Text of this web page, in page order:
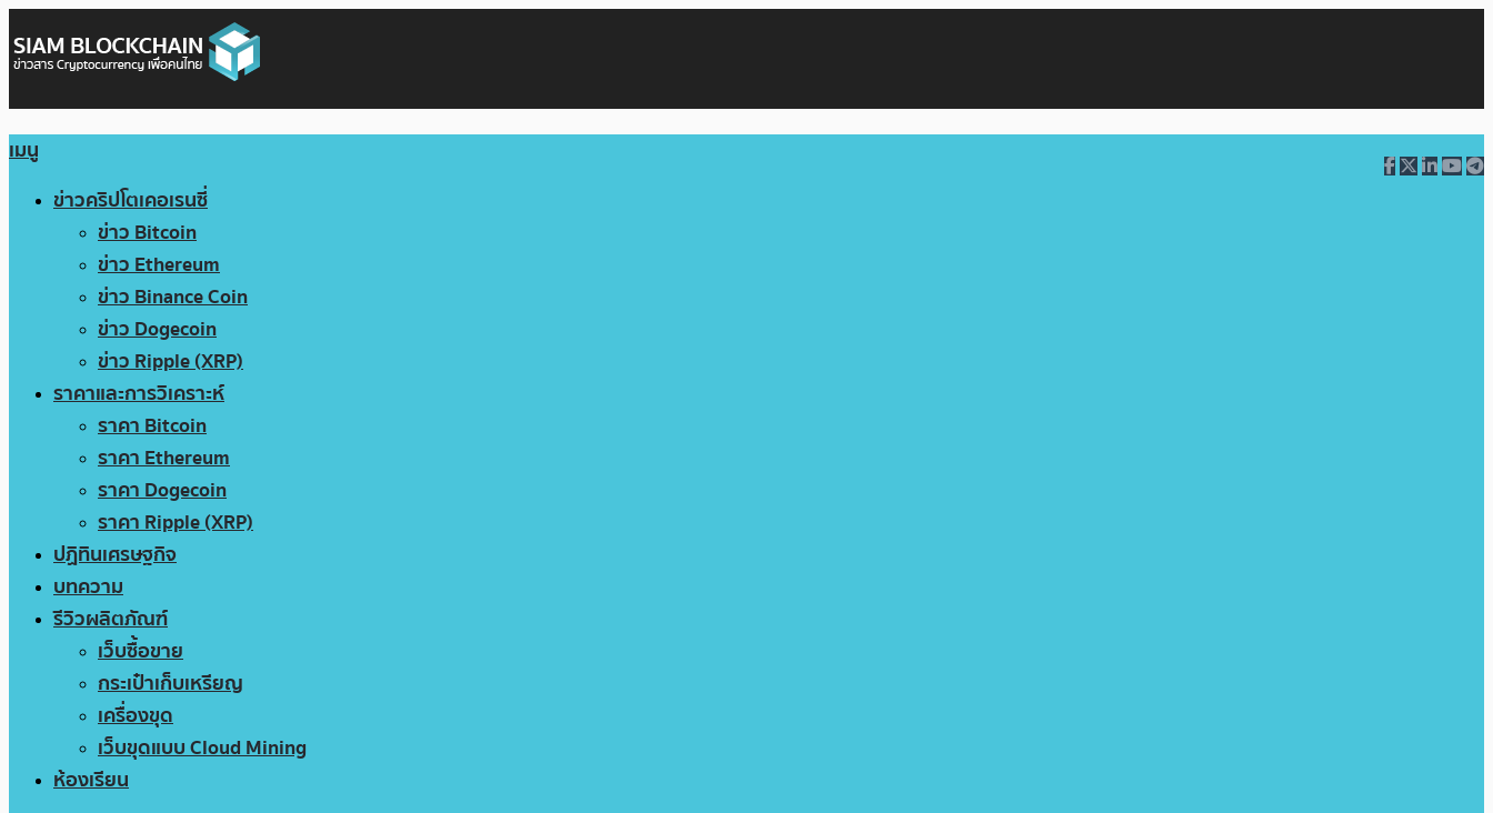
เมนู
ข่าวคริปโตเคอเรนซี่
ข่าว Bitcoin
ข่าว Ethereum
ข่าว Binance Coin
ข่าว Dogecoin
ข่าว Ripple (XRP)
ราคาและการวิเคราะห์
ราคา Bitcoin
ราคา Ethereum
ราคา Dogecoin
ราคา Ripple (XRP)
ปฏิทินเศรษฐกิจ
บทความ
รีวิวผลิตภัณฑ์
เว็บซื้อขาย
กระเป๋าเก็บเหรียญ
เครื่องขุด
เว็บขุดแบบ Cloud Mining
ห้องเรียน